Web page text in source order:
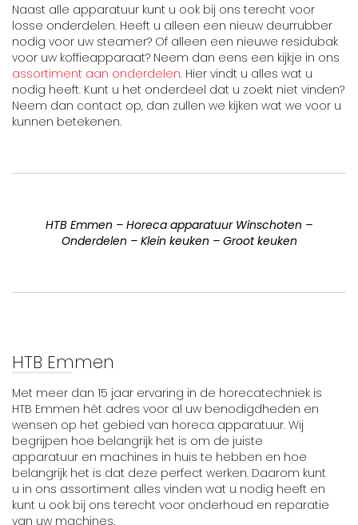
Naast alle apparatuur kunt u ook bij ons terecht voor
losse onderdelen. Heeft u alleen een nieuw deurrubber
nodig voor uw steamer? Of alleen een nieuwe residubak
voor uw koffieapparaat? Neem dan eens een kijkje in ons
assortiment aan onderdelen. Hier vindt u alles wat u
nodig heeft. Kunt u het onderdeel dat u zoekt niet vinden?
Neem dan contact op, dan zullen we kijken wat we voor u
kunnen betekenen.
HTB Emmen – Horeca apparatuur Winschoten –
Onderdelen – Klein keuken – Groot keuken
HTB Emmen
Met meer dan 15 jaar ervaring in de horecatechniek is
HTB Emmen hét adres voor al uw benodigdheden en
wensen op het gebied van horeca apparatuur. Wij
begrijpen hoe belangrijk het is om de juiste
apparatuur en machines in huis te hebben en hoe
belangrijk het is dat deze perfect werken. Daarom kunt
u in ons assortiment alles vinden wat u nodig heeft en
kunt u ook bij ons terecht voor onderhoud en reparatie
van uw machines.